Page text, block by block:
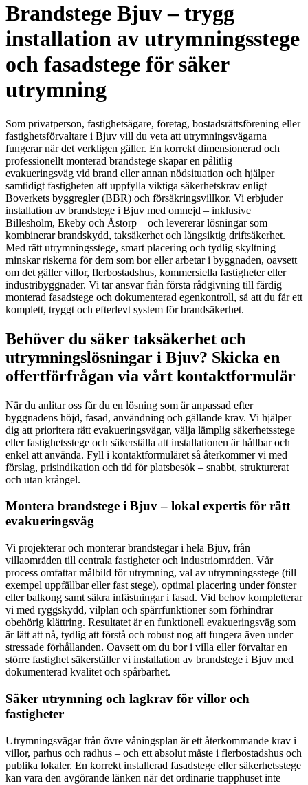
Brandstege Bjuv – trygg
installation av utrymningsstege
och fasadstege för säker
utrymning
Som privatperson, fastighetsägare, företag, bostadsrättsförening eller
fastighetsförvaltare i Bjuv vill du veta att utrymningsvägarna
fungerar när det verkligen gäller. En korrekt dimensionerad och
professionellt monterad brandstege skapar en pålitlig
evakueringsväg vid brand eller annan nödsituation och hjälper
samtidigt fastigheten att uppfylla viktiga säkerhetskrav enligt
Boverkets byggregler (BBR) och försäkringsvillkor. Vi erbjuder
installation av brandstege i Bjuv med omnejd – inklusive
Billesholm, Ekeby och Åstorp – och levererar lösningar som
kombinerar brandskydd, taksäkerhet och långsiktig driftsäkerhet.
Med rätt utrymningsstege, smart placering och tydlig skyltning
minskar riskerna för dem som bor eller arbetar i byggnaden, oavsett
om det gäller villor, flerbostadshus, kommersiella fastigheter eller
industribyggnader. Vi tar ansvar från första rådgivning till färdig
monterad fasadstege och dokumenterad egenkontroll, så att du får ett
komplett, tryggt och efterlevt system för brandsäkerhet.
Behöver du säker taksäkerhet och
utrymningslösningar i Bjuv? Skicka en
offertförfrågan via vårt kontaktformulär
När du anlitar oss får du en lösning som är anpassad efter
byggnadens höjd, fasad, användning och gällande krav. Vi hjälper
dig att prioritera rätt evakueringsvägar, välja lämplig säkerhetsstege
eller fastighetsstege och säkerställa att installationen är hållbar och
enkel att använda. Fyll i kontaktformuläret så återkommer vi med
förslag, prisindikation och tid för platsbesök – snabbt, strukturerat
och utan krångel.
Montera brandstege i Bjuv – lokal expertis för rätt
evakueringsväg
Vi projekterar och monterar brandstegar i hela Bjuv, från
villaområden till centrala fastigheter och industriområden. Vår
process omfattar målbild för utrymning, val av utrymningsstege (till
exempel uppfällbar eller fast stege), optimal placering under fönster
eller balkong samt säkra infästningar i fasad. Vid behov kompletterar
vi med ryggskydd, vilplan och spärrfunktioner som förhindrar
obehörig klättring. Resultatet är en funktionell evakueringsväg som
är lätt att nå, tydlig att förstå och robust nog att fungera även under
stressade förhållanden. Oavsett om du bor i villa eller förvaltar en
större fastighet säkerställer vi installation av brandstege i Bjuv med
dokumenterad kvalitet och spårbarhet.
Säker utrymning och lagkrav för villor och
fastigheter
Utrymningsvägar från övre våningsplan är ett återkommande krav i
villor, parhus och radhus – och ett absolut måste i flerbostadshus och
publika lokaler. En korrekt installerad fasadstege eller säkerhetsstege
kan vara den avgörande länken när det ordinarie trapphuset inte